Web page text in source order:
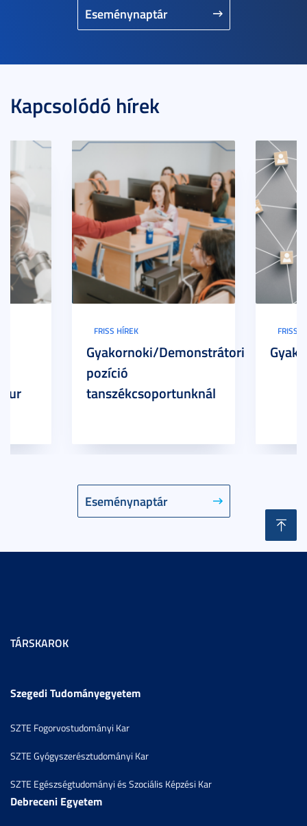
Eseménynaptár
Kapcsolódó hírek
Eseménynaptár
FRISS HÍREK
Gyakornoki/Demonstrátori
pozíció
tanszékcsoportunknál
FRISS
TÁRSKAROK
Szegedi Tudományegyetem
SZTE Fogorvostudományi Kar
SZTE Gyógyszerésztudományi Kar
SZTE Egészségtudományi és Szociális Képzési Kar
Debreceni Egyetem